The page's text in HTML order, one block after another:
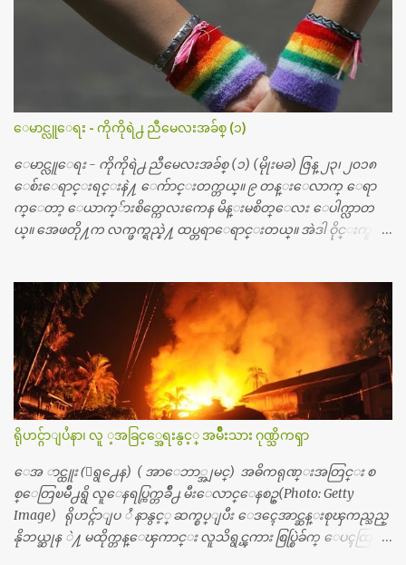
ယ္။ ေဆးစစ္၊ေဆးဝယ္၊ ခြဲစိတ္ကု၊ အရိုးအစားထိုးပစၥည္း စတဲ့စရိ
တ္ေတြနဲ႔ေဆးရံုမွာ ၂ ပတ္ေနထိုင္စရိတ္ သိန္း ၇၀ ေလာက္ ကုန္သြား
ပါတယ္။ သူငယ္ခ်င္းျဖစ္သူကို လာေတြ႔ရင္း ဟိုတယ္လို သန္႔ရွင္းသ
ပ္ရပ္တဲ့ ဝိတိုရိယေဆးရံုမွာ စီတီစကင္ နဲ႔ အမ္အာအိုင္1 စက္ခန္းကိုေ
တြ႔လို႔ေမးၾကည့္ေတာ့ တခါစမ္းရင္ က်ပ္တသိန္းေက်ာ္ က်သင့္
တယ္သိရပါတယ္။ တခါတေလ ကိုယ္လက္ေျခ၊ ဦးေႏွာက္ေတြ အေသး
စိတ္ၾကည့္လိုရင္ ဒီစက္ၾကီးေတြနဲ႔ စမ္းသပ္ရပါတယ္။ ခႏၱာကိုယ္အစိတ္ပို
င္း ကလီစာေတြကိုၾကည့္ရႈတဲ့ အာလထရာေဆာင္း2 စက္ေတြ
ကေတာ့ ေစ်းသိပ္မႀကီးလို႔ ျမန္မာျပည္ေဆးရံုတိုင္းရွိပါတယ္။
တစ္ခါစမ္းရင္ က်ပ္တစ္ေသာင္းေလာက္ က်သင့္ပါတယ္။ စာေရးသူ လြ
န္ခဲ့တဲ့ (၂)...
ေမာင္လူေရး - ကိုကိုရဲ႕ ညီမေလးအခ်စ္ (၁)
ေမာင္လူေရး - ကိုကိုရဲ႕ ညီမေလးအခ်စ္ (၁) (မိုုးမခ) ဇြန္ ၂၃၊ ၂၀၁၈
ေစ်းေရာင္းရင္းနဲ႔ ေက်ာင္းတက္တယ္။ ၉ တန္းေလာက္ ေရာ
က္ေတာ့ ေယာက္်ားစိတ္ကေလးကေန မိန္းမစိတ္ေလး ေပါက္လာတ
ယ္။ အေဖတို႔က လက္ဖက္ရည္နဲ႔ ထပ္တရာေရာင္းတယ္။ အဲဒါ ဝိုင္းကူ
တယ္။ ပန္းပန္တယ္။ မိန္းကေလး အဝတ္အစားေတြကိုလည္း ခုိးဝတ္တ
ယ္။ မိန္းမစိတ္ရွိေတာ့ ရွိေပမယ့္ ကိုယ့္ကိုယ္ကို မိန္းမစိတ္ေပါက္မွန္း
သိတာက ၉ တန္း၊ ၁၀ တန္းေလာက္ကမွ။ ညီအစ္ကို ေမာင္နွမ အားလံုး ၆
ေယာက္ရွိတယ္။ အစ္ကို ၃ ေယာက္၊ အစ္မ ႏွစ္ေယာက္။ အစ္ကိုေတြက
လည္း သူ႔ အေပါင္းအသင္းနဲ႔ သူဆိုေတာ့ အမေတြနဲ႔ဘဲ ေပါ
င္းတယ္။ ျပီးေတာ့ အေဖကလည္း ေယာက္်ားဆုိ ေယာ
က္်ားေလးလုိဘဲ ေနေစခ်င္တယ္။ အေဖ့ကို ေၾကာက္လည္း ေၾကာ
က္ရတယ္။ ေယာက္်ားဘဝဆုိတာ ျမင့္ျမတ္တယ္ေပါ့။ ေယာ
က္်ားေလး စိတ္လည္း ရွိေအာင္ ဘာသာေရးလည္း လုိက္စားေအာင္
တန္ခူးလဆုိ တစ္လလံုး ကိုရင္ ဝတ္ခုိင္းတယ္။ ေက်ာင္းမွာဆုိရင္ ေ
ယာက္်ားေလးေတြက ကိုယ့္ကို ဘာပဲျဖစ္ျဖစ္ မၾကားတၾကား စ
ရင္စတယ္။ အေျခာက္ ဘာညာေပါ့၊ အာ့့လုိေလးေတြ စတာေပါ့။
ရိုဟင္ဂ်ာျပႆနာ၊ လူ ့အခြင့္အေရးနွင့္ အမ်ိဳးသား ဂုဏ္သိကၡာ
ေအ ာင္ထူး (ေရွ႕ေန) ( အာေဘာ္အျမင္) အဓိကရုဏ္းအတြင္း စ
စ္ေတြၿမိဳ႕ရွိ လူေနရပ္ကြက္တခ်ိဳ႕ မီးေလာင္ေနစဥ္(Photo: Getty
Image) ရိုဟင္ဂ်ာျပ ႆ နာနွင့္ ဆက္စပ္ျပီး ေဒၚေအာင္ဆန္းစုၾကည္သည္
နိုဘယ္ဆုန ဲ႔ မထိုက္တန္ေၾကာင္း လူသိရွင္ၾကား စြပ္စြဲခ်က္ ေပၚထြက္လာ